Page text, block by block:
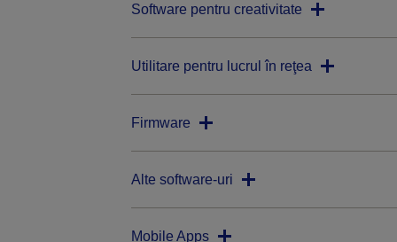
Software pentru creativitate
Utilitare pentru lucrul în reţea
Firmware
Alte software-uri
Mobile Apps